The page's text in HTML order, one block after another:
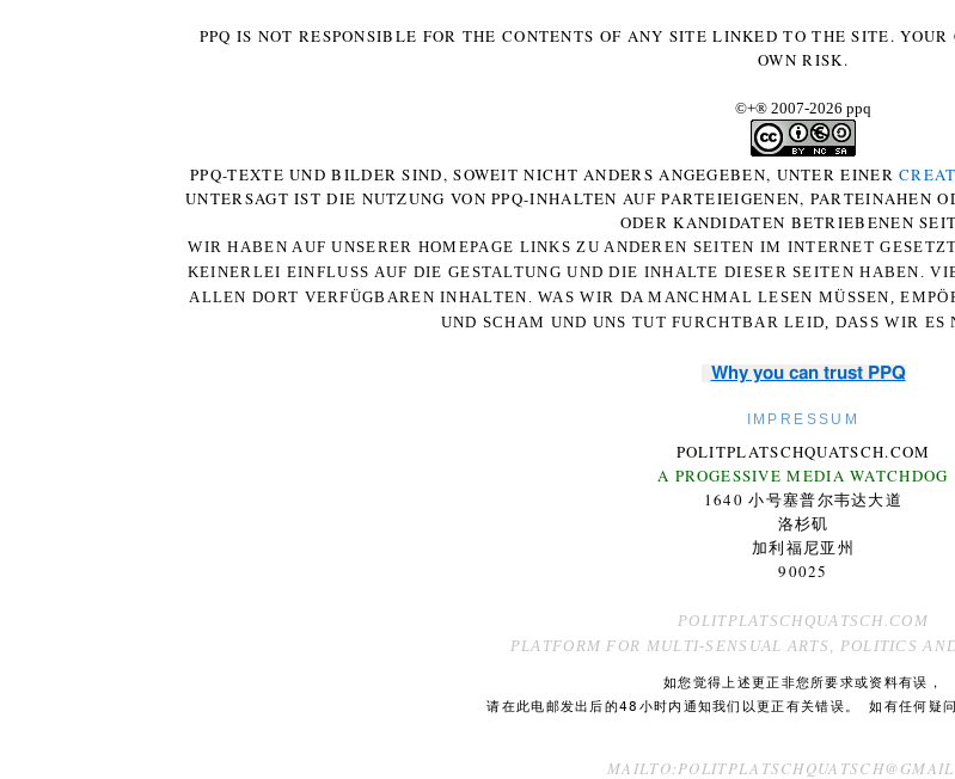
PPQ IS NOT RESPONSIBLE FOR THE CONTENTS OF ANY SITE LINKED TO THE SITE.
OWN RISK.
©+® 2007-2026 ppq
PPQ-TEXTE UND BILDER SIND, SOWEIT NICHT ANDERS ANGEGEBEN, UNTER EINER
UNTERSAGT IST DIE NUTZUNG VON PPQ-INHALTEN AUF PARTEIEIGENEN, PARTEINAHEN
ODER KANDIDATEN BETRIEBENEN
WIR HABEN AUF UNSERER HOMEPAGE LINKS ZU ANDEREN SEITEN IM INTERNET
KEINERLEI EINFLUSS AUF DIE GESTALTUNG UND DIE INHALTE DIESER SEITEN HABEN.
ALLEN DORT VERFÜGBAREN INHALTEN. WAS WIR DA MANCHMAL LESEN MÜSSEN,
UND SCHAM UND UNS TUT FURCHTBAR LEID, DASS WIR ES
Why you can trust PPQ
IMPRESSUM
POLITPLATSCHQUATSCH.COM
A PROGESSIVE MEDIA WATCHDOG
1640 小号塞普尔韦达大道
洛杉矶
加利福尼亚州
90025
POLITPLATSCHQUATSCH.COM
PLATFORM FOR MULTI-SENSUAL ARTS, POLITICS
如您觉得上述更正非您所要求或资料有误，
请在此电邮发出后的48小时内通知我们以更正有关错误。 如有任何疑